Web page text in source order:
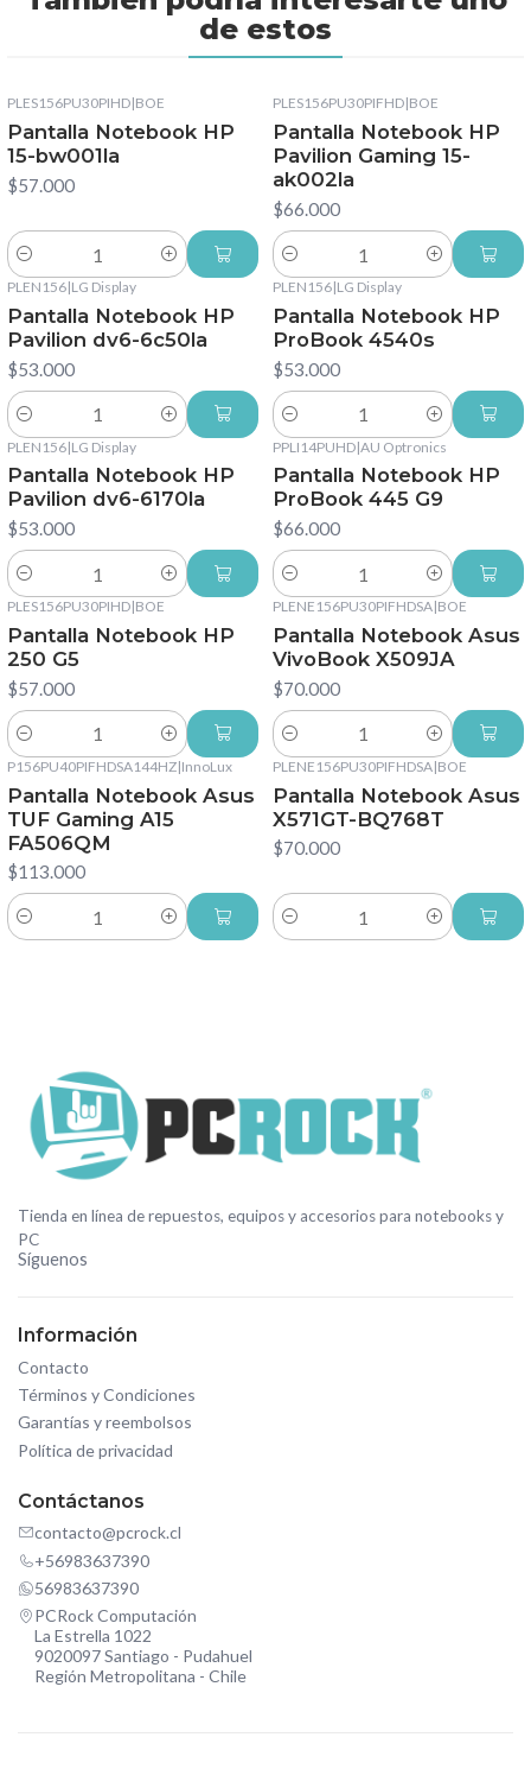
de estos
PLES156PU30PIHD|BOE
Pantalla Notebook HP
15-bw001la
$57.000
Cantidad
PLES156PU30PIFHD|BOE
Pantalla Notebook HP
Pavilion Gaming 15-
ak002la
$66.000
Cantidad
PLEN156|LG Display
Pantalla Notebook HP
Pavilion dv6-6c50la
$53.000
Cantidad
PLEN156|LG Display
Pantalla Notebook HP
ProBook 4540s
$53.000
Cantidad
PLEN156|LG Display
Pantalla Notebook HP
Pavilion dv6-6170la
$53.000
Cantidad
PPLI14PUHD|AU Optronics
Pantalla Notebook HP
ProBook 445 G9
$66.000
Cantidad
PLES156PU30PIHD|BOE
Pantalla Notebook HP
250 G5
$57.000
Cantidad
PLENE156PU30PIFHDSA|BOE
Pantalla Notebook Asus
VivoBook X509JA
$70.000
Cantidad
P156PU40PIFHDSA144HZ|InnoLux
Pantalla Notebook Asus
TUF Gaming A15
FA506QM
$113.000
Cantidad
PLENE156PU30PIFHDSA|BOE
Pantalla Notebook Asus
X571GT-BQ768T
$70.000
Cantidad
Tienda en línea de repuestos, equipos y accesorios para notebooks y
PC
Síguenos
Información
Contacto
Términos y Condiciones
Garantías y reembolsos
Política de privacidad
Contáctanos
contacto@pcrock.cl
+56983637390
56983637390
PCRock Computación
La Estrella 1022
9020097 Santiago - Pudahuel
Región Metropolitana - Chile